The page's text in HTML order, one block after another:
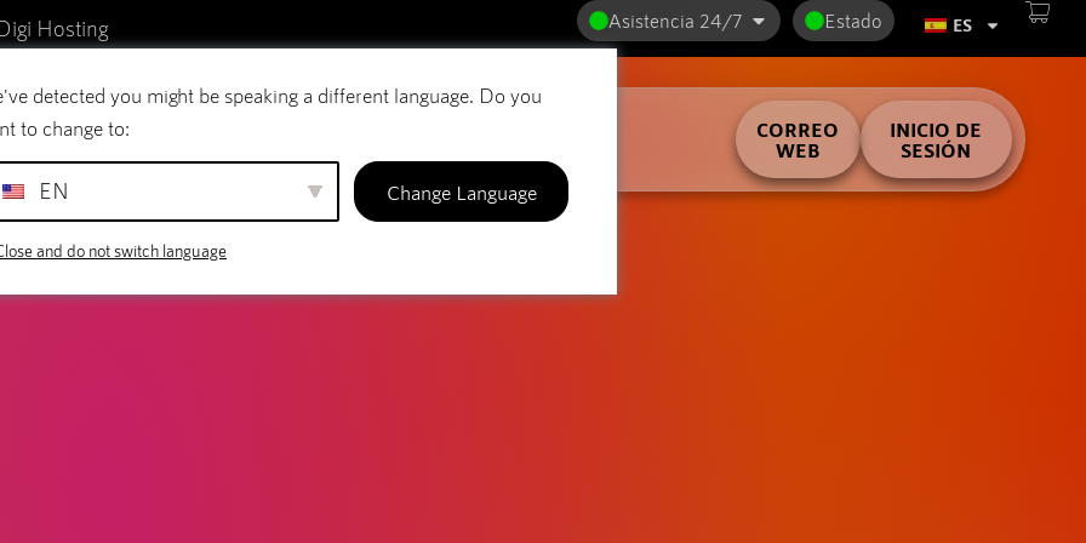
Hosting Asistencia 24/7 Estado ES
electrónico Nombres de dominio SiteBuilder
CORREO
WEB
INICIO DE
SESIÓN
consejos para un blog de éxito
detected you might be speaking a different language. Do you
to change to:
EN Change Language
and do not switch language